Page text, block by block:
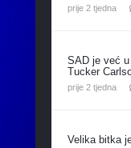
prije 2 tjedna
SAD je već
Tucker
prije 2 tjedna
Velika bitka